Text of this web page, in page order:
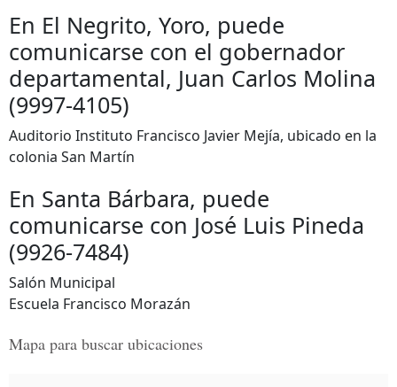
En El Negrito, Yoro, puede
comunicarse con el gobernador
departamental, Juan Carlos Molina
(9997-4105)
Auditorio Instituto Francisco Javier Mejía, ubicado en la
colonia San Martín
En Santa Bárbara, puede
comunicarse con José Luis Pineda
(9926-7484)
Salón Municipal
Escuela Francisco Morazán
Mapa para buscar ubicaciones